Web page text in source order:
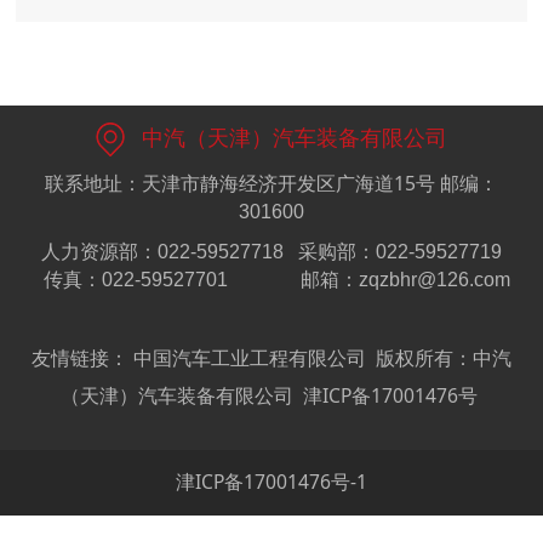
中汽（天津）汽车装备有限公司
联系地址：天津市静海经济开发区广海道15号 邮编：
301600
人力资源部：022-59527718 采购部：022-59527719
传真：022-59527701 邮箱：zqzbhr@126.com
友情链接： 中国汽车工业工程有限公司 版权所有：中汽
（天津）汽车装备有限公司 津ICP备17001476号
津ICP备17001476号-1